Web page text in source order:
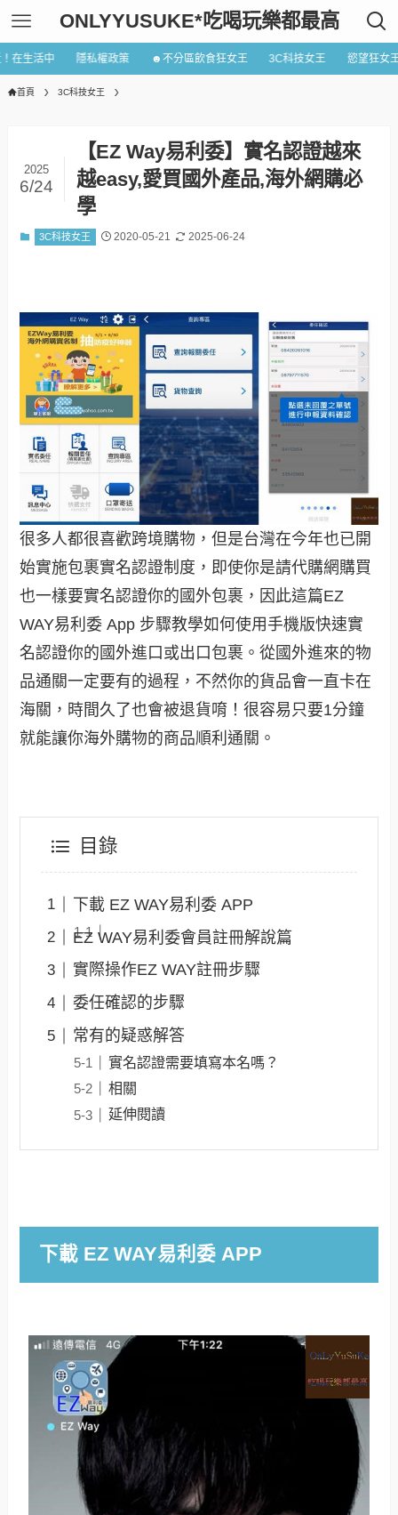
ONLYYUSUKE*吃喝玩樂都最高
在生活中 隱私權政策 ☻不分區飲食狂女王 3C科技女王 慾望狂女
首頁 3C科技女王
【EZ Way易利委】實名認證越來
越easy,愛買國外產品,海外網購必
學
2025
6/24
3C科技女王 2020-05-21 2025-06-24
很多人都很喜歡跨境購物，但是台灣在今年也已開
始實施包裹實名認證制度，即使你是請代購網購買
也一樣要實名認證你的國外包裹，因此這篇EZ
WAY易利委 App 步驟教學如何使用手機版快速實
名認證你的國外進口或出口包裹。從國外進來的物
品通關一定要有的過程，不然你的貨品會一直卡在
海關，時間久了也會被退貨唷！很容易只要1分鐘
就能讓你海外購物的商品順利通關。
目錄
下載 EZ WAY易利委 APP
EZ WAY易利委會員註冊解說篇
實際操作EZ WAY註冊步驟
委任確認的步驟
常有的疑惑解答
實名認證需要填寫本名嗎？
相關
延伸閱讀
下載 EZ WAY易利委 APP